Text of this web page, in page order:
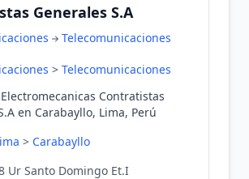
Generales S.A
Telecomunicaciones
> Telecomunicaciones
Contratistas
en Carabayllo, Lima, Perú
> Carabayllo
Ur Santo Domingo Et.I